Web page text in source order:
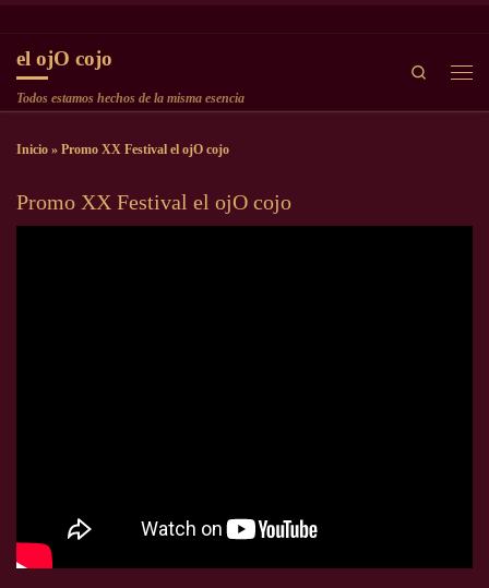
el ojO cojo
Todos estamos hechos de la misma esencia
Search
Inicio » Promo XX Festival el ojO cojo
Promo XX Festival el ojO cojo